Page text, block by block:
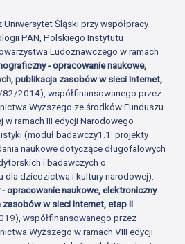
Śląski przy współpracy
PAN, Polskiego Instytutu
Ludoznawczego w ramach
- opracowanie naukowe,
publikacja zasobów w sieci Internet,
2014), współfinansowanego przez
Wyższego ze środków Funduszu
w ramach III edycji Narodowego
(moduł badawczy1.1: projekty
naukowe dotyczące długofalowych
i badawczych o
dla dziedzictwa i kultury narodowej).
opracowanie naukowe, elektroniczny
w sieci Internet, etap II
współfinansowanego przez
Wyższego w ramach VIII edycji